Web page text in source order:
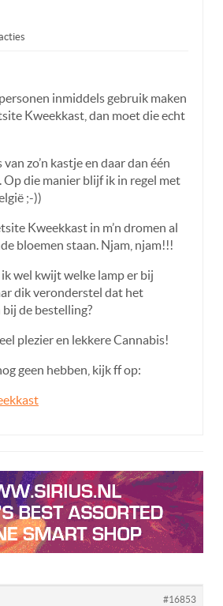
inmiddels gebruik maken
Kweekkast, dan moet die echt
zo’n kastje en daar dan één
Op die manier blijf ik in regel met
;-))
Kweekkast in m’n dromen al
bloemen staan. Njam, njam!!!
wel kwijt welke lamp er bij
dik veronderstel dat het
de bestelling?
plezier en lekkere Cannabis!
geen hebben, kijk ff op:
#16853